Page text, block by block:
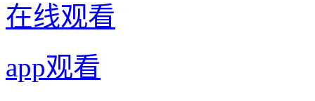
在线观看
app观看